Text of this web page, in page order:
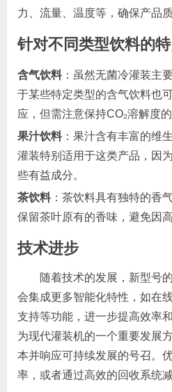
力、流量、温度等，确保产品
针对不同类型饮料的
含气饮料：虽然无菌冷灌装主
于某些特定类型的含气饮料也
应，但需注意保持CO₂溶解度的
果汁饮料：果汁含有丰富的维
灌装特别适用于这类产品，因
些有益成分。
茶饮料：茶饮料具有独特的香
保留茶叶原有的香味，避免因
技术进步
随着技术的发展，新型号
会集成更多智能化特性，如在
支持等功能，进一步提高效率
为现代灌装机的一个重要发展
本并响应可持续发展的号召。
率，或者通过高效的回收系统